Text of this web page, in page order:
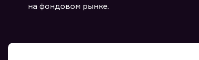
на фондовом рынке.